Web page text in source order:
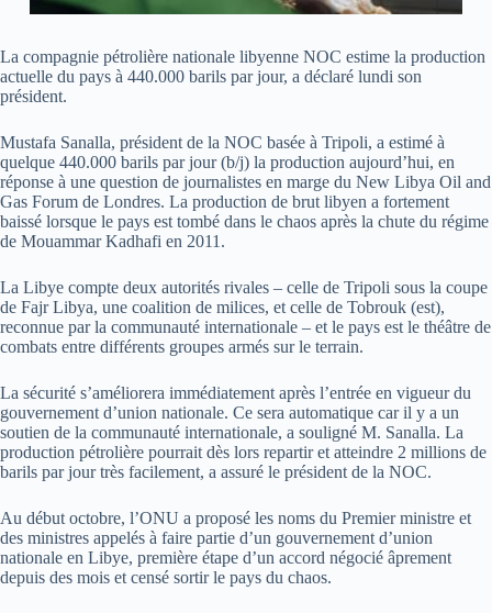
La compagnie pétrolière nationale libyenne NOC estime la production
actuelle du pays à 440.000 barils par jour, a déclaré lundi son
président.
Mustafa Sanalla, président de la NOC basée à Tripoli, a estimé à
quelque 440.000 barils par jour (b/j) la production aujourd’hui, en
réponse à une question de journalistes en marge du New Libya Oil and
Gas Forum de Londres. La production de brut libyen a fortement
baissé lorsque le pays est tombé dans le chaos après la chute du régime
de Mouammar Kadhafi en 2011.
La Libye compte deux autorités rivales – celle de Tripoli sous la coupe
de Fajr Libya, une coalition de milices, et celle de Tobrouk (est),
reconnue par la communauté internationale – et le pays est le théâtre de
combats entre différents groupes armés sur le terrain.
La sécurité s’améliorera immédiatement après l’entrée en vigueur du
gouvernement d’union nationale. Ce sera automatique car il y a un
soutien de la communauté internationale, a souligné M. Sanalla. La
production pétrolière pourrait dès lors repartir et atteindre 2 millions de
barils par jour très facilement, a assuré le président de la NOC.
Au début octobre, l’ONU a proposé les noms du Premier ministre et
des ministres appelés à faire partie d’un gouvernement d’union
nationale en Libye, première étape d’un accord négocié âprement
depuis des mois et censé sortir le pays du chaos.